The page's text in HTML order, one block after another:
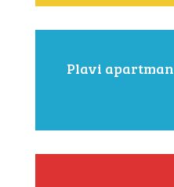
Plavi apartman